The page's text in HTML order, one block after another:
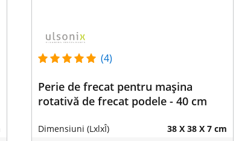
(4)
Perie de frecat pentru mașina
rotativă de frecat podele - 40 cm
Dimensiuni (LxlxÎ) 38 X 38 X 7 cm